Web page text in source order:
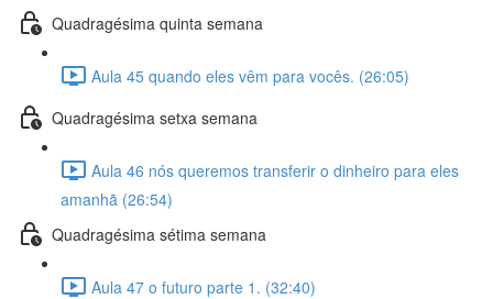
Quadragésima quinta semana
Aula 45 quando eles vêm para vocês. (26:05)
Quadragésima setxa semana
Aula 46 nós queremos transferir o dinheiro para eles
amanhã (26:54)
Quadragésima sétima semana
Aula 47 o futuro parte 1. (32:40)